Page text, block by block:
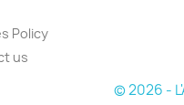
Policy
us
© 2026 -